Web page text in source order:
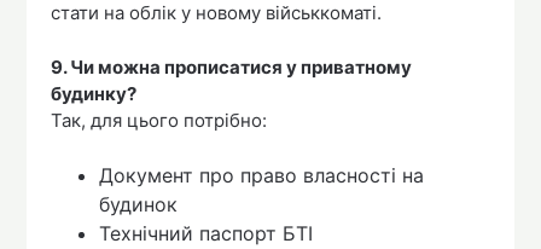
стати на облік у новому військкоматі.
9. Чи можна прописатися у приватному
будинку?
Так, для цього потрібно:
Документ про право власності на
будинок
Технічний паспорт БТІ